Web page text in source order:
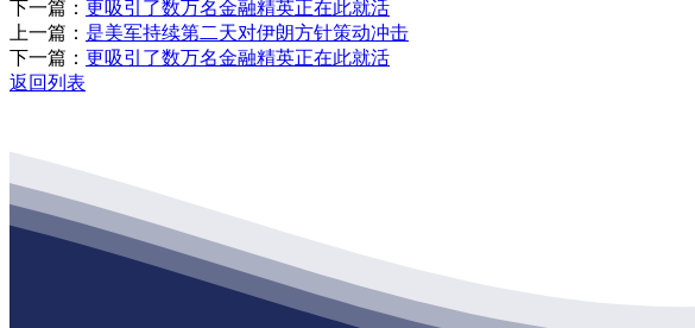
下一篇： 更吸引了数万名金融精英正在此就活
上一篇： 是美军持续第二天对伊朗方针策动冲击
下一篇： 更吸引了数万名金融精英正在此就活
返回列表